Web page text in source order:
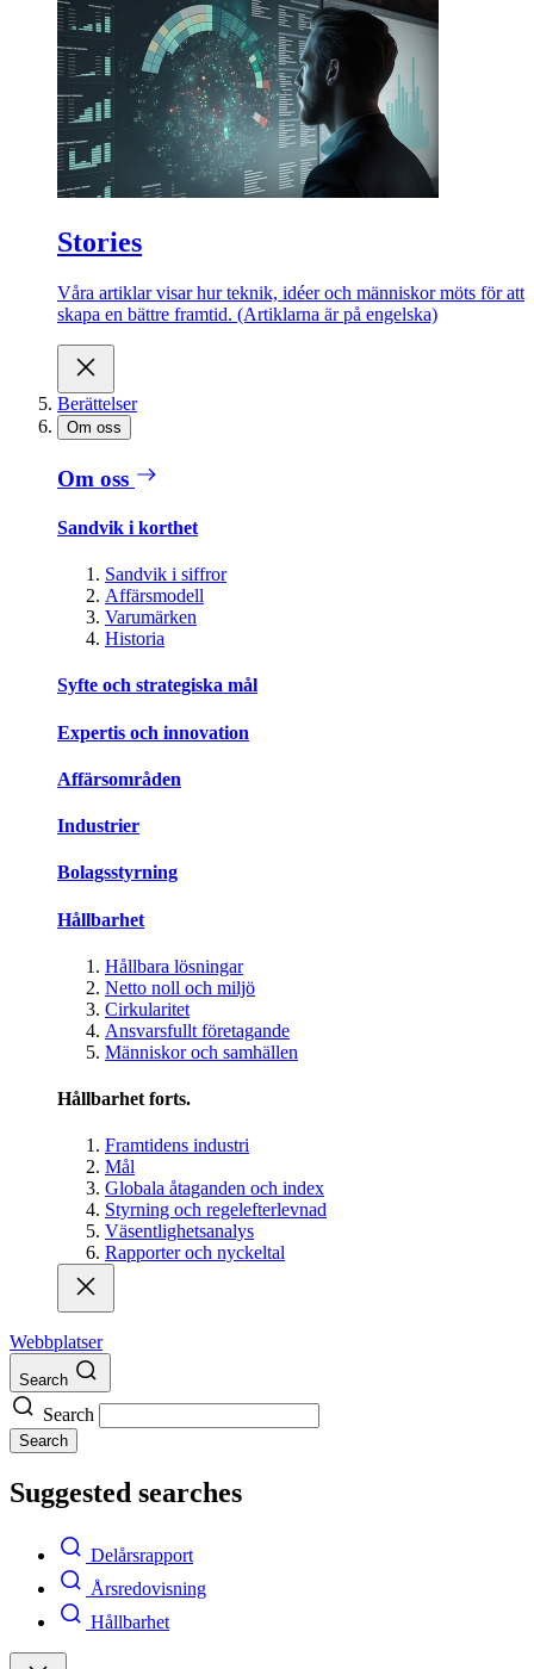
Stories
Våra artiklar visar hur teknik, idéer och människor möts för att
skapa en bättre framtid. (Artiklarna är på engelska)
Berättelser
Om oss
Om oss
Sandvik i korthet
Sandvik i siffror
Affärsmodell
Varumärken
Historia
Syfte och strategiska mål
Expertis och innovation
Affärsområden
Industrier
Bolagsstyrning
Hållbarhet
Hållbara lösningar
Netto noll och miljö
Cirkularitet
Ansvarsfullt företagande
Människor och samhällen
Hållbarhet forts.
Framtidens industri
Mål
Globala åtaganden och index
Styrning och regelefterlevnad
Väsentlighetsanalys
Rapporter och nyckeltal
Webbplatser
Search
Search
Search
Suggested searches
Delårsrapport
Årsredovisning
Hållbarhet